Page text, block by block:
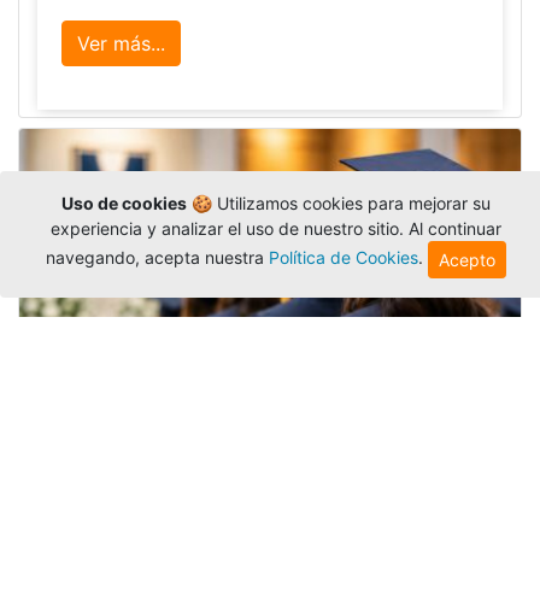
Ver más...
Uso de cookies🍪 Utilizamos cookies para mejorar su
experiencia y analizar el uso de nuestro sitio. Al continuar
navegando, acepta nuestra Política de Cookies. Acepto